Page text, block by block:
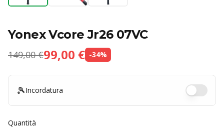
Yonex Vcore Jr26 07VC
149,00 €99,00 € -34%
🎾Incordatura
Quantità